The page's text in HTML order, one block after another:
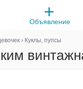
Объявление
› Куклы, пупсы